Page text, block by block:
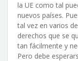
la UE como tal
nuevos países.
tal vez en varios
derechos que se
tan fácilmente y
Pero debe